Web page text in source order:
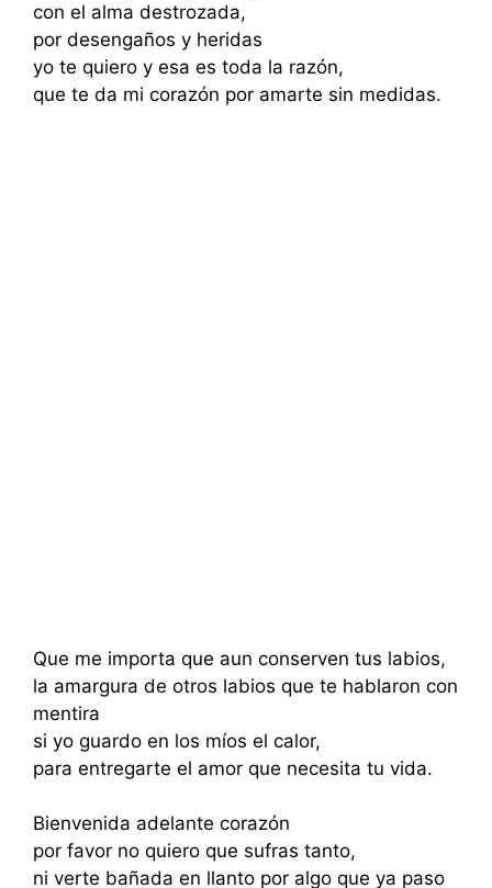
con el alma destrozada,
por desengaños y heridas
yo te quiero y esa es toda la razón,
que te da mi corazón por amarte sin medidas.
Que me importa que aun conserven tus labios,
la amargura de otros labios que te hablaron con
mentira
si yo guardo en los míos el calor,
para entregarte el amor que necesita tu vida.
Bienvenida adelante corazón
por favor no quiero que sufras tanto,
ni verte bañada en llanto por algo que ya paso